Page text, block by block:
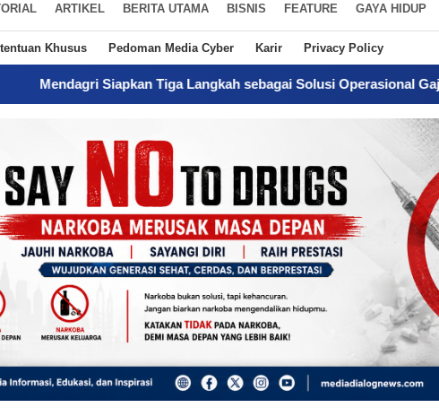
ARTIKEL BERITA UTAMA BISNIS FEATURE GAYA HIDUP
Khusus Pedoman Media Cyber Karir Privacy Policy
Tiga Langkah sebagai Solusi Operasional Gaji Pegawai Pemda-